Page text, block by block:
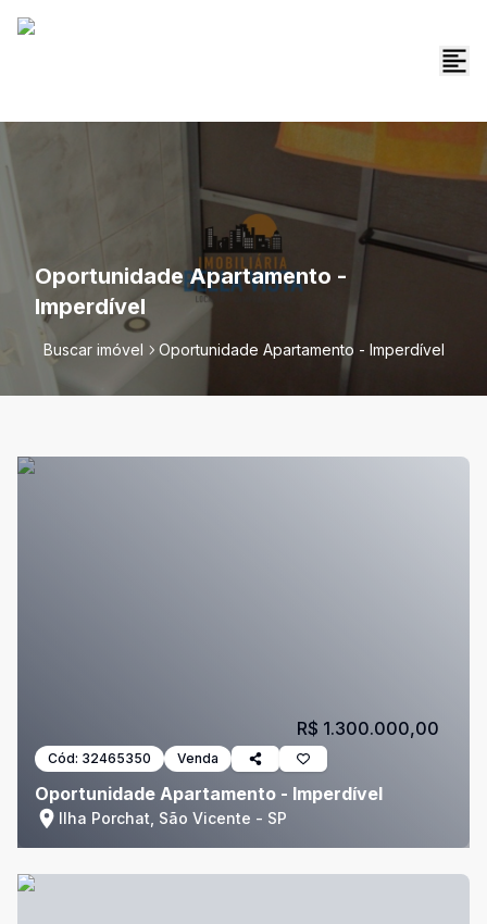
Oportunidade Apartamento -
Imperdível
Buscar imóvel Oportunidade Apartamento - Imperdível
Cód: 32465350 Venda
Oportunidade Apartamento - Imperdível
Ilha Porchat, São Vicente - SP
R$ 1.300.000,00